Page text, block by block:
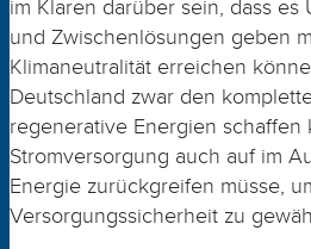
im Klaren darüber sein, dass es
und Zwischenlösungen geben
Klimaneutralität erreichen
Deutschland zwar den
regenerative Energien
Stromversorgung auch auf im
Energie zurückgreifen müsse,
Versorgungssicherheit zu